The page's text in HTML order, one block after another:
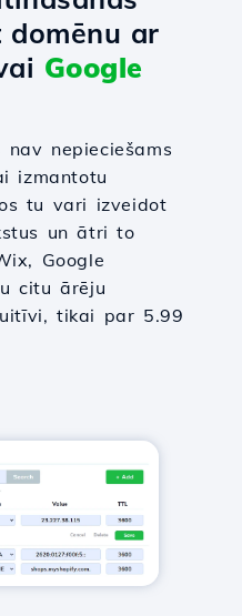
ar
Google
nepieciešams
izmantotu
tu vari izveidot
un ātri to
Google
citu ārēju
tikai par 5.99